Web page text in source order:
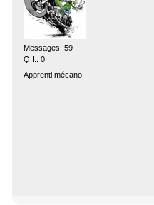
Messages: 59
Q.I.: 0
Apprenti mécano